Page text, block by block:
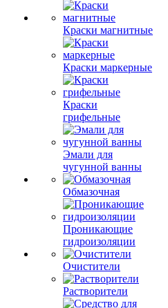
Краски магнитные
Краски маркерные
Краски
грифельные
Эмали для
чугунной ванны
Обмазочная
Проникающие
гидроизоляции
Очистители
Растворители